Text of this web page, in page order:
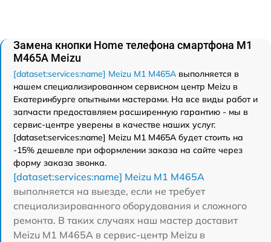
Замена кнопки Home телефона смартфона M1
M465A Meizu
[dataset:services:name] Meizu M1 M465A выполняется в
нашем специализированном сервисном центр Meizu в
Екатеринбурге опытными мастерами. На все виды работ и
запчасти предоставляем расширенную гарантию - мы в
сервис-центре уверены в качестве наших услуг.
[dataset:services:name] Meizu M1 M465A будет стоить на
-15% дешевле при оформлении заказа на сайте через
форму заказа звонка.
[dataset:services:name] Meizu M1 M465A
выполняется на выезде, если не требует
специализированного оборудования и сложного
ремонта. В таких случаях наш мастер доставит
Meizu M1 M465A в сервис-центр Meizu в